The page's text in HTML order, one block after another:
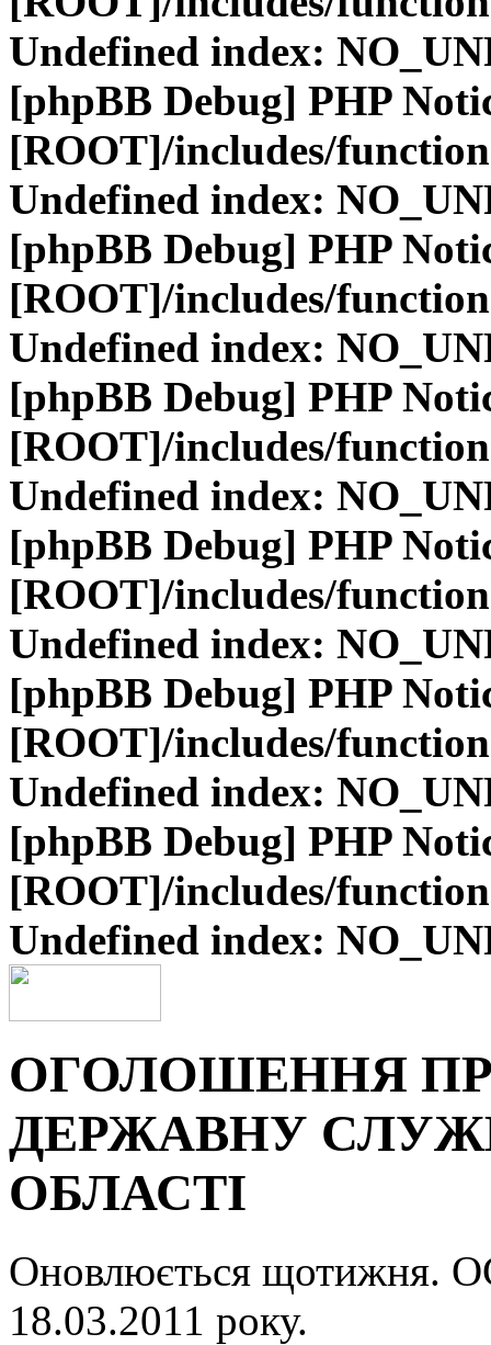
Undefined index:
[phpBB Debug] PHP
[ROOT]/includes/
Undefined index:
[phpBB Debug] PHP
[ROOT]/includes/
Undefined index:
[phpBB Debug] PHP
[ROOT]/includes/
Undefined index:
[phpBB Debug] PHP
[ROOT]/includes/
Undefined index:
[phpBB Debug] PHP
[ROOT]/includes/
Undefined index:
[phpBB Debug] PHP
[ROOT]/includes/
Undefined index:
ОГОЛОШЕННЯ
ДЕРЖАВНУ
ОБЛАСТІ
Оновлюється
18.03.2011 року.